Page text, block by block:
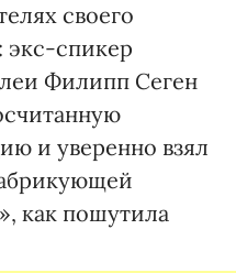
своего
экс-спикер
Филипп Сеген
и уверенно взял
как пошутила